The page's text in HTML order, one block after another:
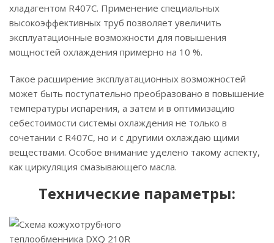
хладагентом R407C. Применение специальных
высокоэффективных труб позволяет увеличить
эксплуатационные возможности для повышения
мощностей охлаждения примерно на 10 %.
Такое расширение эксплуатационных возможностей
может быть поступательно преобразовано в повышение
температуры испарения, а затем и в оптимизацию
себестоимости системы охлаждения не только в
сочетании с R407C, но и с другими охлаждаю щими
веществами. Особое внимание уделено такому аспекту,
как циркуляция смазывающего масла.
Технические параметры: